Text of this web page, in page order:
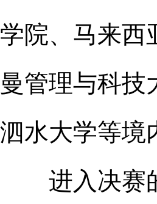
学院、马来西
曼管理与科技
泗水大学等境
进入决赛的